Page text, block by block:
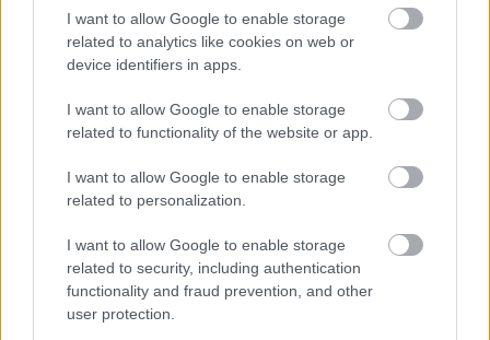
I want to allow Google to enable storage
related to analytics like cookies on web or
device identifiers in apps.
I want to allow Google to enable storage
related to functionality of the website or app.
I want to allow Google to enable storage
related to personalization.
I want to allow Google to enable storage
related to security, including authentication
functionality and fraud prevention, and other
user protection.
mély gödörből kell kijönni. Hogy hogyan jutottunk
idáig? Volt egy jó őszünk, az utolsó körnek úgy
mentünk neki, hogy akár 3. helyen is telelhetünk. A
nyári átalakulás mértékéhez sokkal jobban sikerült
az első fél év, mint amit tőlünk vártak.
A jó ősz túlzott ambíciót és vágyakozást
szült a szurkolókban, és bevallom, mi is
eljátszadoztunk titkon azzal a gondolattal,
hogy akár gyorsabban is haladhatunk a
célok elérésében. Azonban az ősz és a tél
folyamán 18 izomsérültünk volt. Majd amikor